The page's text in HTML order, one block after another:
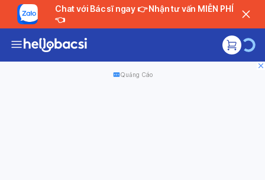
Chat với Bác sĩ ngay 👉 Nhận tư vấn MIỄN PHÍ
👈
Quảng Cáo